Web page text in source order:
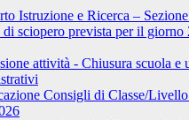
Istruzione e Ricerca –
sciopero prevista per il giorno
attività - Chiusura scuola e
Consigli di Classe/Livello